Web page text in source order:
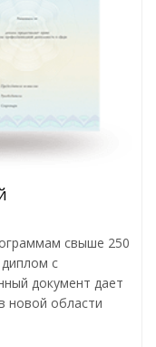
свыше 250
с
документ дает
новой области